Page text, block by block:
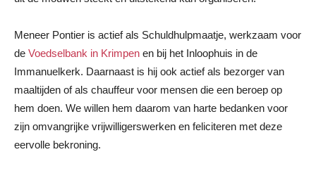
Meneer Pontier is actief als Schuldhulpmaatje, werkzaam voor
de Voedselbank in Krimpen en bij het Inloophuis in de
Immanuelkerk. Daarnaast is hij ook actief als bezorger van
maaltijden of als chauffeur voor mensen die een beroep op
hem doen. We willen hem daarom van harte bedanken voor
zijn omvangrijke vrijwilligerswerken en feliciteren met deze
eervolle bekroning.